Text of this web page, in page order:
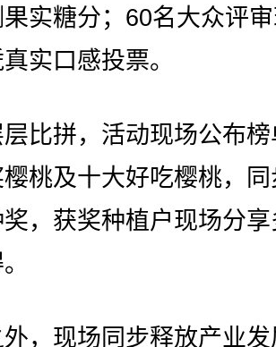
实糖分；60名大众评
实口感投票。
拼，活动现场公布榜
桃及十大好吃樱桃，
，获奖种植户现场分
现场同步释放产业发